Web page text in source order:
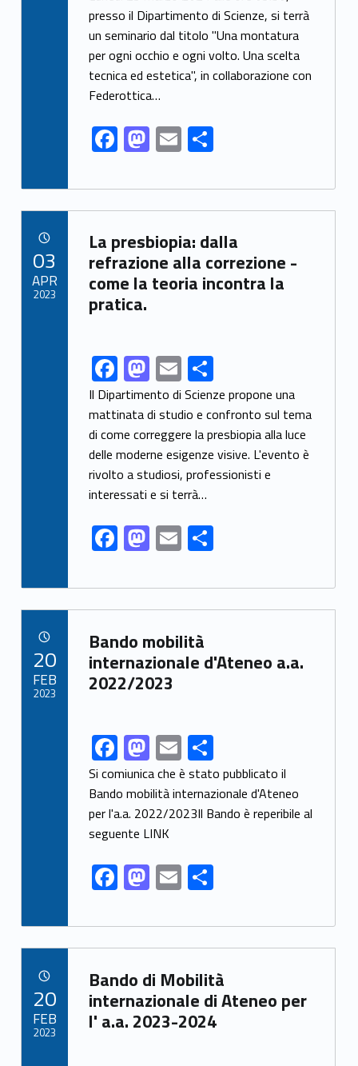
e
b
o
o
k
to
d
o
n
ai
l
ar
e
presso il Dipartimento di Scienze, si terrà
un seminario dal titolo "Una montatura
per ogni occhio e ogni volto. Una scelta
tecnica ed estetica", in collaborazione con
Federottica…
F
ac
e
b
o
o
k
M
as
to
d
o
n
E
m
ai
l
S
h
ar
e
Link identifier archive #link-archive-43229
La presbiopia: dalla
refrazione alla correzione -
come la teoria incontra la
pratica.
Link identifier share facebook archive #share-link-archive-79470F
ac
e
b
o
o
k
M
as
to
d
o
n
E
m
ai
l
S
h
ar
e
Il Dipartimento di Scienze propone una
mattinata di studio e confronto sul tema
di come correggere la presbiopia alla luce
delle moderne esigenze visive. L'evento è
rivolto a studiosi, professionisti e
interessati e si terrà…
F
ac
e
b
o
o
k
M
as
to
d
o
n
E
m
ai
l
S
ar
e
03
APR
2023
Link identifier archive #link-archive-86998
Bando mobilità
internazionale d'Ateneo a.a.
2022/2023
Link identifier share facebook archive #share-link-archive-15167F
ac
e
b
o
o
k
M
as
to
d
o
n
E
m
ai
l
S
h
ar
e
Si comiunica che è stato pubblicato il
Bando mobilità internazionale d'Ateneo
per l'a.a. 2022/2023Il Bando è reperibile al
seguente LINK
F
ac
e
b
o
o
k
M
as
to
d
o
n
E
m
ai
l
S
h
ar
e
20
FEB
2023
Link identifier archive #link-archive-58415
Bando di Mobilità
internazionale di Ateneo per
l' a.a. 2023-2024
20
FEB
2023